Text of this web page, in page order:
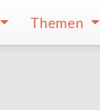
Themen